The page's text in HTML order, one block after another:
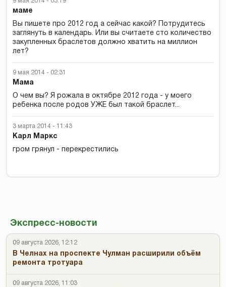
Экспресс-новости
09 августа 2026, 12:12
В Челнах на проспекте Чулман расширили объём
ремонта тротуара
09 августа 2026, 11:03
маме
Вы пишете про 2012 год а сейчас какой? Потрудитесь
заглянуть в календарь. Или вы считаете сто количество
закупленных браслетов должно хватить на миллион
лет?
9 мая 2014 - 02:31
Мама
О чем вы? Я рожала в октябре 2012 года - у моего
ребенка после родов УЖЕ был такой браслет...
3 марта 2014 - 11:43
Карл Маркс
гром грянул - перекрестились